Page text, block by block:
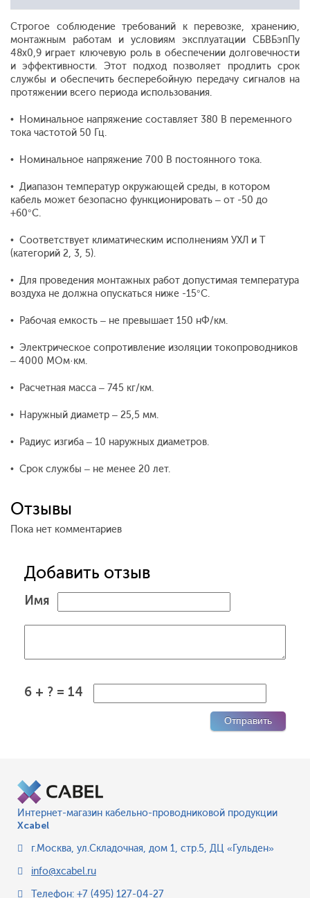
Строгое соблюдение требований к перевозке, хранению,
монтажным работам и условиям эксплуатации СБВБэпПу
48х0,9 играет ключевую роль в обеспечении долговечности
и эффективности. Этот подход позволяет продлить срок
службы и обеспечить бесперебойную передачу сигналов на
протяжении всего периода использования.
• Номинальное напряжение составляет 380 В переменного
тока частотой 50 Гц.
• Номинальное напряжение 700 В постоянного тока.
• Диапазон температур окружающей среды, в котором
кабель может безопасно функционировать – от -50 до
+60°С.
• Cоответствует климатическим исполнениям УХЛ и Т
(категорий 2, 3, 5).
• Для проведения монтажных работ допустимая температура
воздуха не должна опускаться ниже -15°С.
• Рабочая емкость – не превышает 150 нФ/км.
• Электрическое сопротивление изоляции токопроводников
– 4000 МОм·км.
• Расчетная масса – 745 кг/км.
• Наружный диаметр – 25,5 мм.
• Радиус изгиба – 10 наружных диаметров.
• Срок службы – не менее 20 лет.
Отзывы
Пока нет комментариев
Добавить отзыв
Имя
6 + ? = 14
Интернет-магазин кабельно-проводниковой продукции
Xcabel
г.Москва, ул.Складочная, дом 1, стр.5, ДЦ «Гульден»
info@xcabel.ru
Телефон: +7 (495) 127-04-27